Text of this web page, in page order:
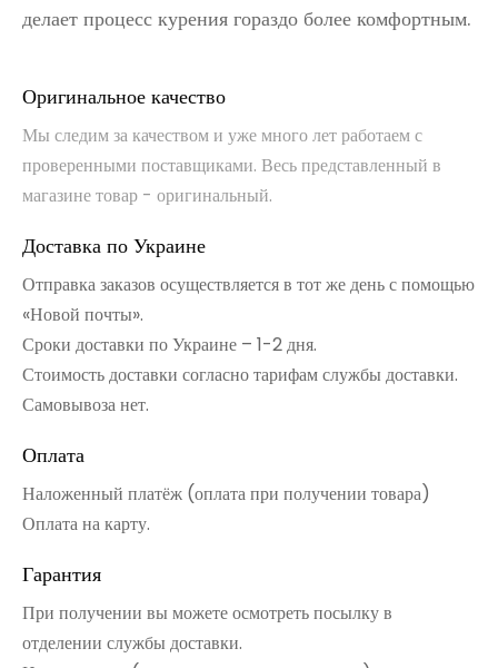
делает процесс курения гораздо более комфортным.
Оригинальное качество
Мы следим за качеством и уже много лет работаем с
проверенными поставщиками. Весь представленный в
магазине товар - оригинальный.
Доставка по Украине
Отправка заказов осуществляется в тот же день с помощью
«Новой почты».
Сроки доставки по Украине – 1-2 дня.
Стоимость доставки согласно тарифам службы доставки.
Самовывоза нет.
Оплата
Наложенный платёж (оплата при получении товара)
Оплата на карту.
Гарантия
При получении вы можете осмотреть посылку в
отделении службы доставки.